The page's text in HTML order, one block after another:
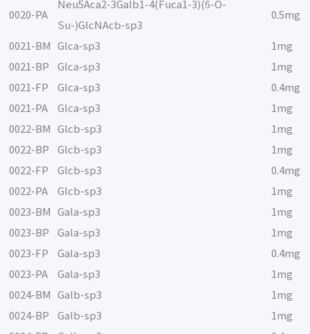
0020-PA
Neu5Aca2-3Galb1-4(Fuca1-3)(6-O-
Su-)GlcNAcb-sp3
0.5mg
0021-BM Glca-sp3
1mg
0021-BP
Glca-sp3
1mg
0021-FP
Glca-sp3
0.4mg
0021-PA
Glca-sp3
1mg
0022-BM
Glcb-sp3
1mg
0022-BP
Glcb-sp3
1mg
0022-FP
Glcb-sp3
0.4mg
0022-PA
Glcb-sp3
1mg
0023-BM
Gala-sp3
1mg
0023-BP
Gala-sp3
1mg
0023-FP
Gala-sp3
0.4mg
0023-PA
Gala-sp3
1mg
0024-BM
Galb-sp3
1mg
0024-BP
Galb-sp3
1mg